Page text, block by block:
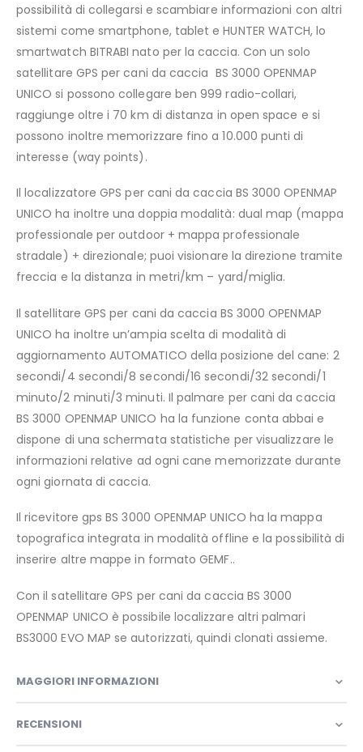
possibilità di collegarsi e scambiare informazioni con altri
sistemi come smartphone, tablet e HUNTER WATCH, lo
smartwatch BITRABI nato per la caccia. Con un solo
satellitare GPS per cani da caccia BS 3000 OPENMAP
UNICO si possono collegare ben 999 radio-collari,
raggiunge oltre i 70 km di distanza in open space e si
possono inoltre memorizzare fino a 10.000 punti di
interesse (way points).
Il localizzatore GPS per cani da caccia BS 3000 OPENMAP
UNICO ha inoltre una doppia modalità: dual map (mappa
professionale per outdoor + mappa professionale
stradale) + direzionale; puoi visionare la direzione tramite
freccia e la distanza in metri/km – yard/miglia.
Il satellitare GPS per cani da caccia BS 3000 OPENMAP
UNICO ha inoltre un’ampia scelta di modalità di
aggiornamento AUTOMATICO della posizione del cane: 2
secondi/4 secondi/8 secondi/16 secondi/32 secondi/1
minuto/2 minuti/3 minuti. Il palmare per cani da caccia
BS 3000 OPENMAP UNICO ha la funzione conta abbai e
dispone di una schermata statistiche per visualizzare le
informazioni relative ad ogni cane memorizzate durante
ogni giornata di caccia.
Il ricevitore gps BS 3000 OPENMAP UNICO ha la mappa
topografica integrata in modalità offline e la possibilità di
inserire altre mappe in formato GEMF..
Con il satellitare GPS per cani da caccia BS 3000
OPENMAP UNICO è possibile localizzare altri palmari
BS3000 EVO MAP se autorizzati, quindi clonati assieme.
MAGGIORI INFORMAZIONI
RECENSIONI